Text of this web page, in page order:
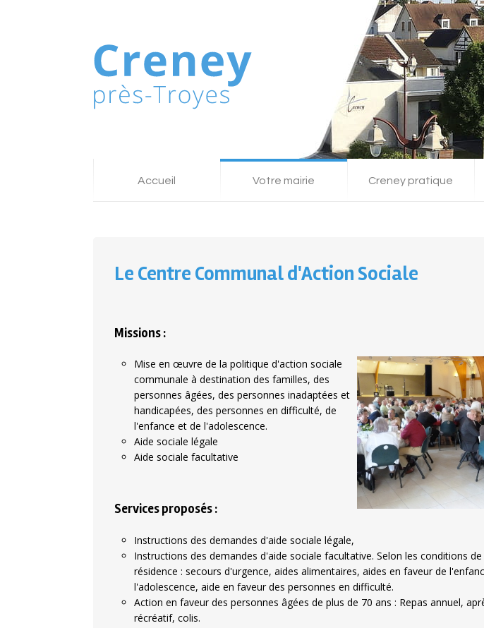
Accueil Votre mairie Creney pratique
Le Centre Communal d'Action Sociale
Missions :
Mise en œuvre de la politique d'action sociale
communale à destination des familles, des
personnes âgées, des personnes inadaptées et
handicapées, des personnes en difficulté, de
l'enfance et de l'adolescence.
Aide sociale légale
Aide sociale facultative
Services proposés :
Instructions des demandes d'aide sociale légale,
Instructions des demandes d'aide sociale facultative. Selon les conditions
résidence : secours d'urgence, aides alimentaires, aides en faveur de
l'adolescence, aide en faveur des personnes en difficulté.
Action en faveur des personnes âgées de plus de 70 ans : Repas annuel,
récréatif, colis.